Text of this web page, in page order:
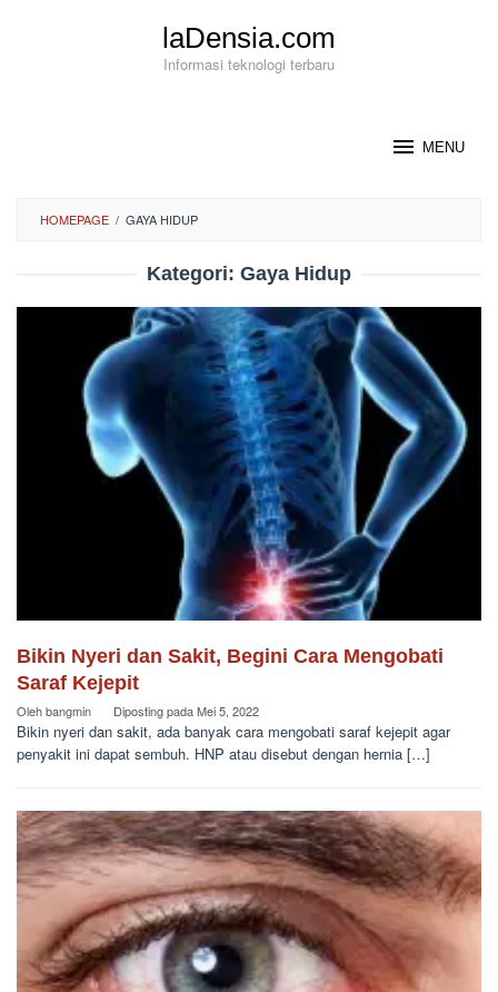
laDensia.com
Informasi teknologi terbaru
MENU
HOMEPAGE / GAYA HIDUP
Kategori: Gaya Hidup
Bikin Nyeri dan Sakit, Begini Cara Mengobati
Saraf Kejepit
Olehbangmin Diposting padaMei 5, 2022
Bikin nyeri dan sakit, ada banyak cara mengobati saraf kejepit agar
penyakit ini dapat sembuh. HNP atau disebut dengan hernia […]